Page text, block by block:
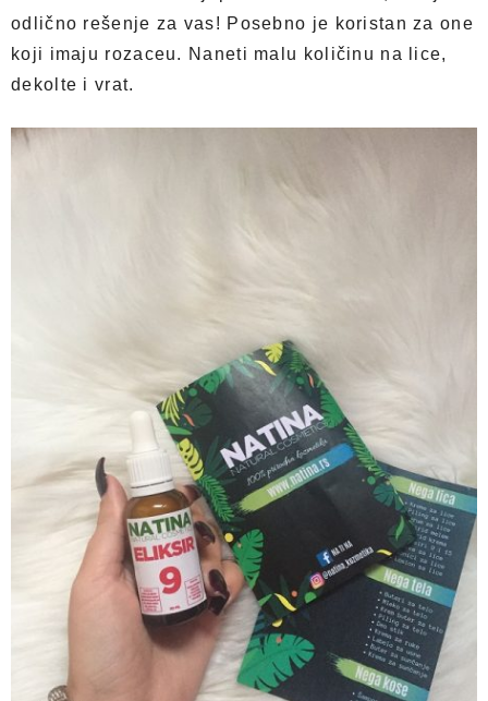
odlično rešenje za vas! Posebno je koristan za one
koji imaju rozaceu. Naneti malu količinu na lice,
dekolte i vrat.